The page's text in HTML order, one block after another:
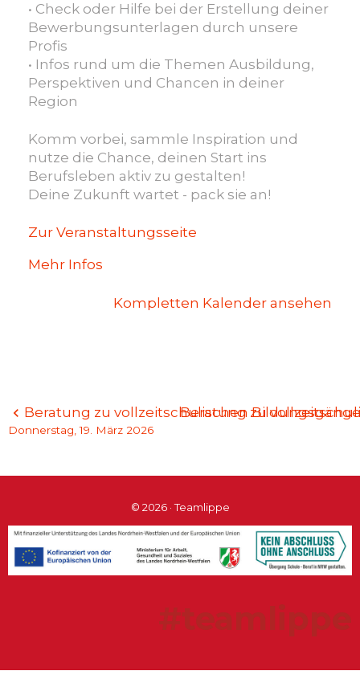
• Check oder Hilfe bei der Erstellung deiner
Bewerbungsunterlagen durch unsere
Profis
• Infos rund um die Themen Ausbildung,
Perspektiven und Chancen in deiner
Region
Komm vorbei, sammle Inspiration und
nutze die Chance, deinen Start ins
Berufsleben aktiv zu gestalten!
Deine Zukunft wartet - pack sie an!
Zur Veranstaltungsseite
Mehr Infos
Kompletten Kalender ansehen
Beitragsnavigation
Beratung zu vollzeitschulischen
Donnerstag, 19. März 2026
Beratung zu
© 2026 · Teamlippe
#teamlippe